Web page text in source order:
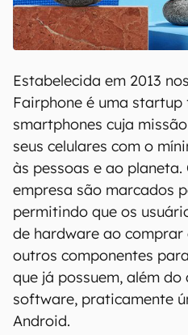
Estabelecida em 2013
Fairphone é uma
smartphones cuja
seus celulares com o
às pessoas e ao planeta.
empresa são marcados
permitindo que os
de hardware ao
outros componentes
que já possuem, além
software, praticamente
Android.